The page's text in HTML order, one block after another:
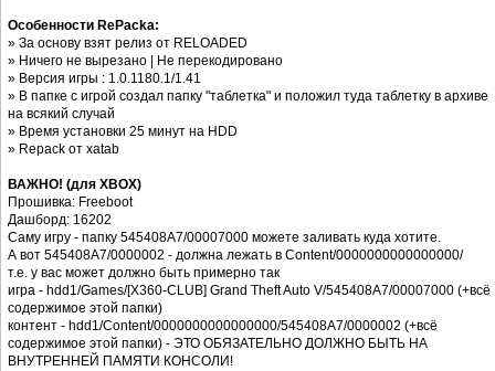
Особенности RePackа:
» За основу взят релиз от RELOADED
» Ничего не вырезано | Не перекодировано
» Версия игры : 1.0.1180.1/1.41
» В папке с игрой создал папку "таблетка" и положил туда таблетку в архиве
на всякий случай
» Время установки 25 минут на HDD
» Repack от xatab
ВАЖНО! (для XBOX)
Прошивка: Freeboot
Дашборд: 16202
Саму игру - папку 545408A7/00007000 можете заливать куда хотите.
А вот 545408A7/0000002 - должна лежать в Content/0000000000000000/
т.е. у вас может должно быть примерно так
игра - hdd1/Games/[X360-CLUB] Grand Theft Auto V/545408A7/00007000 (+всё
содержимое этой папки)
контент - hdd1/Content/0000000000000000/545408A7/0000002 (+всё
содержимое этой папки) - ЭТО ОБЯЗАТЕЛЬНО ДОЛЖНО БЫТЬ НА
ВНУТРЕННЕЙ ПАМЯТИ КОНСОЛИ!